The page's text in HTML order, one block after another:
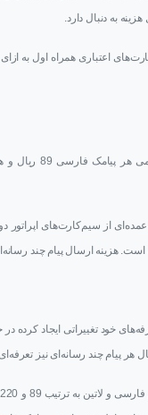
از سیم‌کارت‌های اپراتور
خود تغییراتی ایجاد